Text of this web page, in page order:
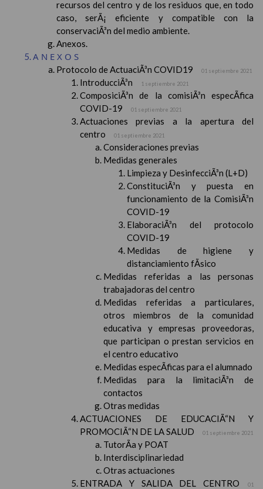
recursos del centro y de los residuos que, en todo
caso, serÃ¡ eficiente y compatible con la
conservaciÃ³n del medio ambiente.
Anexos.
ANEXOS
Protocolo de ActuaciÃ³n COVID19 01 septiembre 2021
IntroducciÃ³n 1 septiembre 2021
ComposiciÃ³n de la comisiÃ³n especÃ­fica
COVID-19
01 septiembre 2021
Actuaciones previas a la apertura del
centro
01 septiembre 2021
Consideraciones previas
Medidas generales
Limpieza y DesinfecciÃ³n (L+D)
ConstituciÃ³n y puesta en
funcionamiento de la ComisiÃ³n
COVID-19
ElaboraciÃ³n del protocolo
COVID-19
Medidas de higiene y
distanciamiento fÃ­sico
Medidas referidas a las personas
trabajadoras del centro
Medidas referidas a particulares,
otros miembros de la comunidad
educativa y empresas proveedoras,
que participan o prestan servicios en
el centro educativo
Medidas especÃ­ficas para el alumnado
Medidas para la limitaciÃ³n de
contactos
Otras medidas
ACTUACIONES DE EDUCACIÃ“N Y
PROMOCIÃ“N DE LA SALUD
01 septiembre 2021
TutorÃ­a y POAT
Interdisciplinariedad
Otras actuaciones
ENTRADA Y SALIDA DEL CENTRO
01